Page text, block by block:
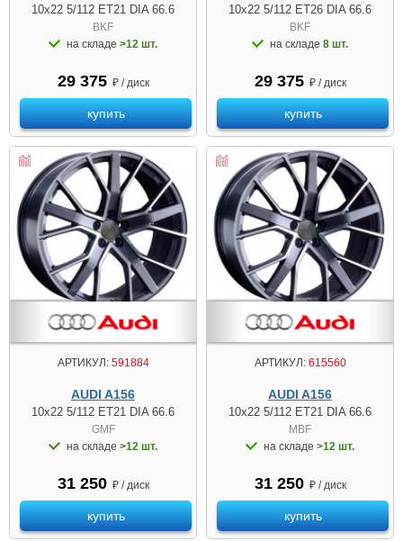
10x22 5/112 ET21 DIA 66.6
BKF
на складе >12 шт.
29 375 ₽ / диск
купить
10x22 5/112 ET26 DIA 66.6
BKF
на складе 8 шт.
29 375 ₽ / диск
купить
АРТИКУЛ:591884
AUDI A156
10x22 5/112 ET21 DIA 66.6
GMF
на складе >12 шт.
31 250 ₽ / диск
купить
АРТИКУЛ:615560
AUDI A156
10x22 5/112 ET21 DIA 66.6
MBF
на складе >12 шт.
31 250 ₽ / диск
купить